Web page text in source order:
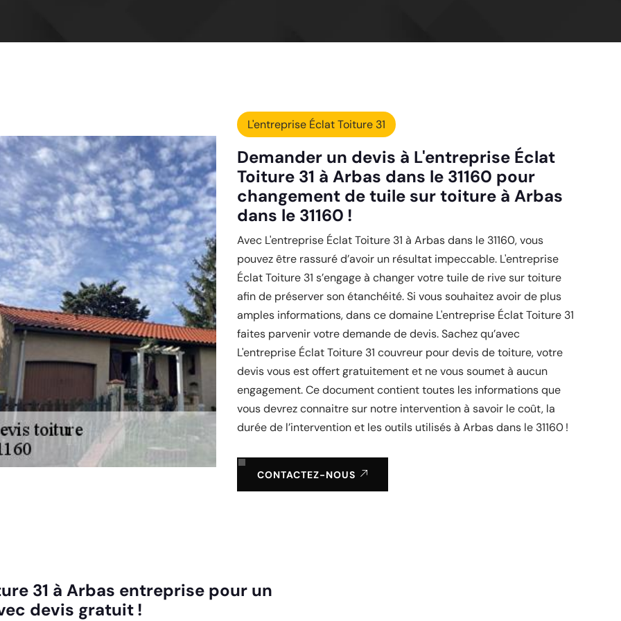
L'entreprise Éclat Toiture 31
Demander un devis à L'entreprise Éclat
Toiture 31 à Arbas dans le 31160 pour
changement de tuile sur toiture à Arbas
dans le 31160 !
Avec L'entreprise Éclat Toiture 31 à Arbas dans le 31160, vous
pouvez être rassuré d’avoir un résultat impeccable. L'entreprise
Éclat Toiture 31 s’engage à changer votre tuile de rive sur toiture
afin de préserver son étanchéité. Si vous souhaitez avoir de plus
amples informations, dans ce domaine L'entreprise Éclat Toiture 31
faites parvenir votre demande de devis. Sachez qu’avec
L'entreprise Éclat Toiture 31 couvreur pour devis de toiture, votre
devis vous est offert gratuitement et ne vous soumet à aucun
engagement. Ce document contient toutes les informations que
vous devrez connaitre sur notre intervention à savoir le coût, la
durée de l’intervention et les outils utilisés à Arbas dans le 31160 !
CONTACTEZ-NOUS
31 à Arbas entreprise pour un
devis gratuit !